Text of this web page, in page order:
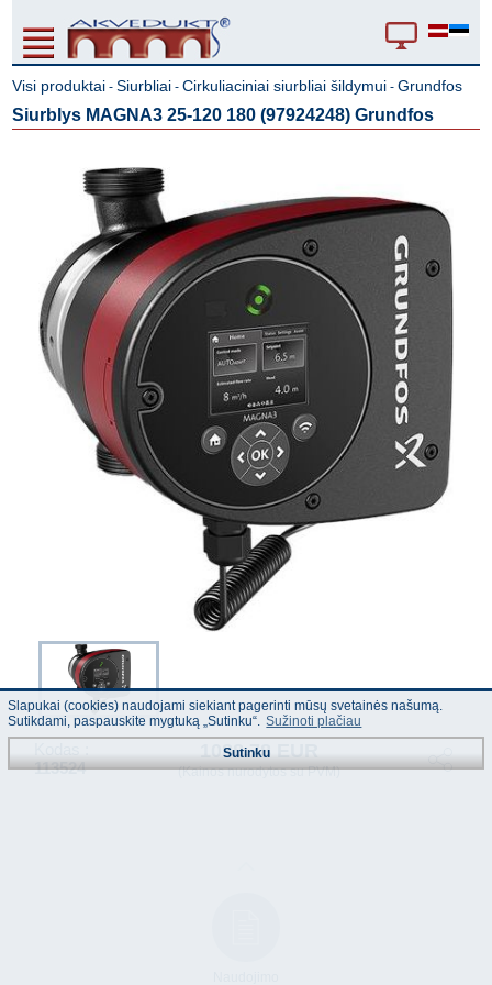
Visi produktai -Siurbliai -Cirkuliaciniai siurbliai šildymui -Grundfos
Siurblys MAGNA3 25-120 180 (97924248) Grundfos
113524
1088.78 EUR
(Kainos nurodytos su PVM)
Slapukai (cookies) naudojami siekiant pagerinti mūsų svetainės našumą.
Sutikdami, paspauskite mygtuką „Sutinku“. Sužinoti plačiau
Sutinku